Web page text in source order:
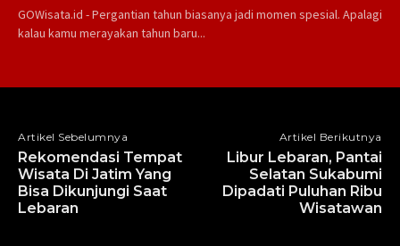
GOWisata.id - Pergantian tahun biasanya jadi momen spesial. Apalagi
kalau kamu merayakan tahun baru...
Artikel Sebelumnya
Rekomendasi Tempat
Wisata Di Jatim Yang
Bisa Dikunjungi Saat
Lebaran
Artikel Berikutnya
Libur Lebaran, Pantai
Selatan Sukabumi
Dipadati Puluhan Ribu
Wisatawan